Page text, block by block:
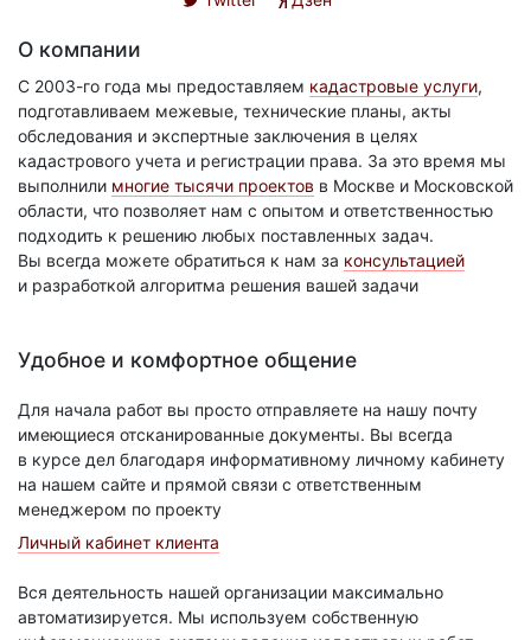
О компании
С 2003-го года мы предоставляем кадастровые услуги,
подготавливаем межевые, технические планы, акты
обследования и экспертные заключения в целях
кадастрового учета и регистрации права. За это время мы
выполнили многие тысячи проектов в Москве и Московской
области, что позволяет нам с опытом и ответственностью
подходить к решению любых поставленных задач.
Вы всегда можете обратиться к нам за консультацией
и разработкой алгоритма решения вашей задачи
Удобное и комфортное общение
Для начала работ вы просто отправляете на нашу почту
имеющиеся отсканированные документы. Вы всегда
в курсе дел благодаря информативному личному кабинету
на нашем сайте и прямой связи с ответственным
менеджером по проекту
Личный кабинет клиента
Вся деятельность нашей организации максимально
автоматизируется. Мы используем собственную